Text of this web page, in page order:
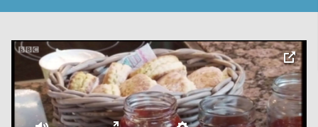
toggle
pop-
over
video